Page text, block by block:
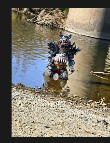
bangunan antik dari negeri
menggambarkan bagaimana
melihat piramida, bentuknya
atasnya adalah puncak, makin
kalau piramida atau segitiga
bahwa bagian paling atas
mengecil ke bawah menjadi
bentuk segitiga terbalik
terstruktur apabila di bagian